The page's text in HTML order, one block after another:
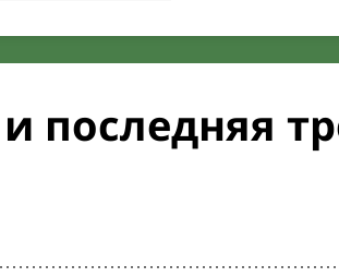
последняя